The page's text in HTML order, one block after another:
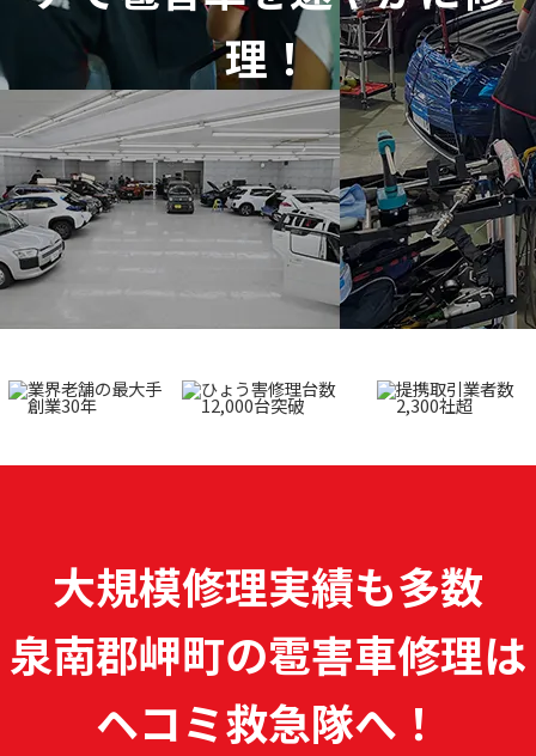
理！
大規模修理実績も多数
泉南郡岬町の雹害車修理は
ヘコミ救急隊へ！